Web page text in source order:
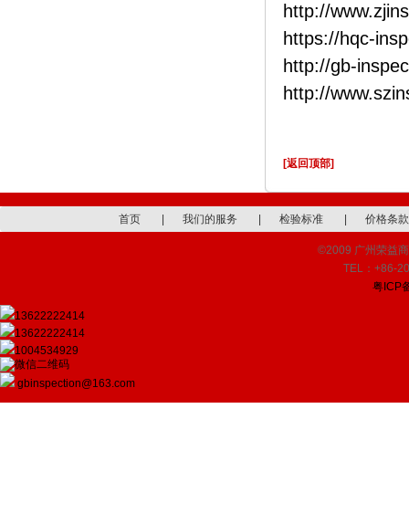
http://
https://hqc-
http://gb-
http://
[返回顶部]
首页 我们的服务 检验标准 价格条款
©2009 广州荣益
TEL：+86-
粤ICP
13622222414
13622222414
1004534929
gbinspection@163.com